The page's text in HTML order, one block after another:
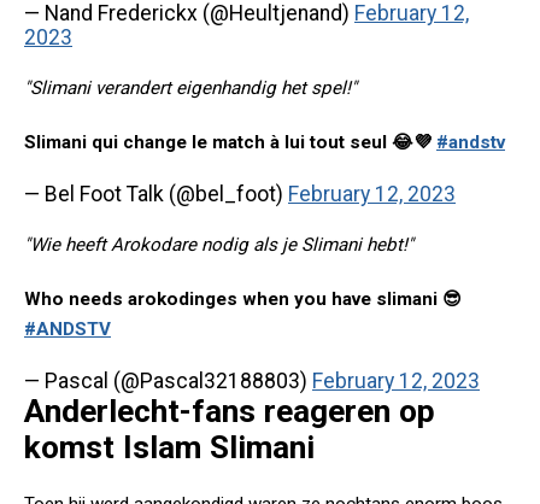
— Nand Frederickx (@Heultjenand) February 12,
2023
"Slimani verandert eigenhandig het spel!"
Slimani qui change le match à lui tout seul 😂💜 #andstv
— Bel Foot Talk (@bel_foot) February 12, 2023
"Wie heeft Arokodare nodig als je Slimani hebt!"
Who needs arokodinges when you have slimani 😎
#ANDSTV
— Pascal (@Pascal32188803) February 12, 2023
Anderlecht-fans reageren op
komst Islam Slimani